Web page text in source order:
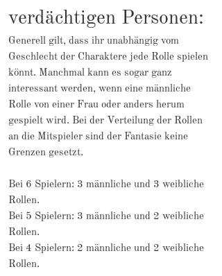
verdächtigen Personen:
Generell gilt, dass ihr unabhängig vom
Geschlecht der Charaktere jede Rolle spielen
könnt. Manchmal kann es sogar ganz
interessant werden, wenn eine männliche
Rolle von einer Frau oder anders herum
gespielt wird. Bei der Verteilung der Rollen
an die Mitspieler sind der Fantasie keine
Grenzen gesetzt.
Bei 6 Spielern: 3 männliche und 3 weibliche
Rollen.
Bei 5 Spielern: 3 männliche und 2 weibliche
Rollen.
Bei 4 Spielern: 2 männliche und 2 weibliche
Rollen.